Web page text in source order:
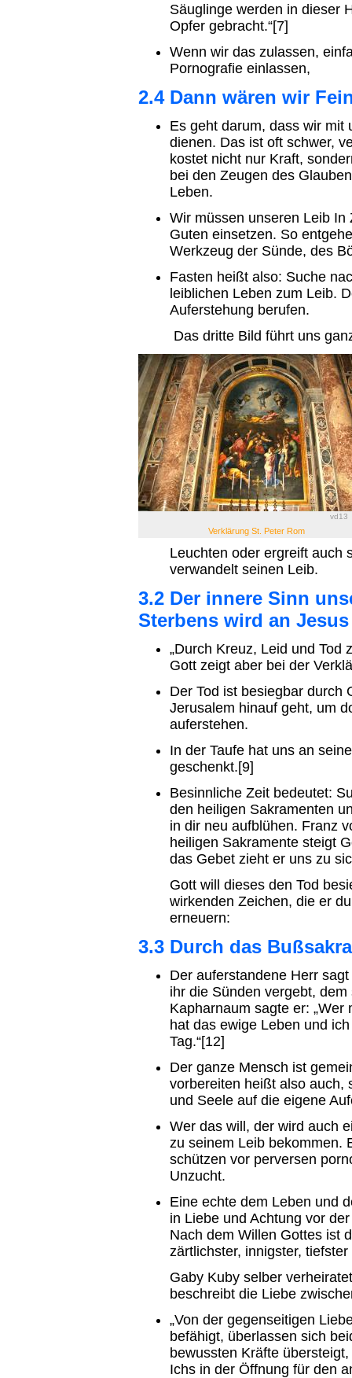
Säuglinge werden in dieser
Opfer gebracht.“[7]
Wenn wir das zulassen,
Pornografie einlassen,
2.4 Dann wären wir
Es geht darum, dass wir mit
dienen. Das ist oft schwer,
kostet nicht nur Kraft,
bei den Zeugen des
Leben.
Wir müssen unseren Leib
Guten einsetzen. So
Werkzeug der Sünde, des
Fasten heißt also: Suche
leiblichen Leben zum Leib.
Auferstehung berufen.
Das dritte Bild führt uns
vd13
Verklärung St. Peter Rom
Leuchten oder ergreift auch
verwandelt seinen Leib.
3.2 Der innere Sinn
Sterbens wird an
„Durch Kreuz, Leid und Tod
Gott zeigt aber bei der
Der Tod ist besiegbar durch
Jerusalem hinauf geht, um
auferstehen.
In der Taufe hat uns an
geschenkt.[9]
Besinnliche Zeit bedeutet:
den heiligen Sakramenten
in dir neu aufblühen. Franz
heiligen Sakramente steigt
das Gebet zieht er uns zu
Gott will dieses den Tod
wirkenden Zeichen, die er
erneuern:
3.3 Durch das
Der auferstandene Herr
ihr die Sünden vergebt,
Kapharnaum sagte er:
hat das ewige Leben und
Tag.“[12]
Der ganze Mensch ist
vorbereiten heißt also auch,
und Seele auf die eigene
Wer das will, der wird auch
zu seinem Leib bekommen.
schützen vor perversen
Unzucht.
Eine echte dem Leben und
in Liebe und Achtung vor
Nach dem Willen Gottes ist
zärtlichster, innigster,
Gaby Kuby selber
beschreibt die Liebe
„Von der gegenseitigen
befähigt, überlassen sich
bewussten Kräfte
Ichs in der Öffnung für den